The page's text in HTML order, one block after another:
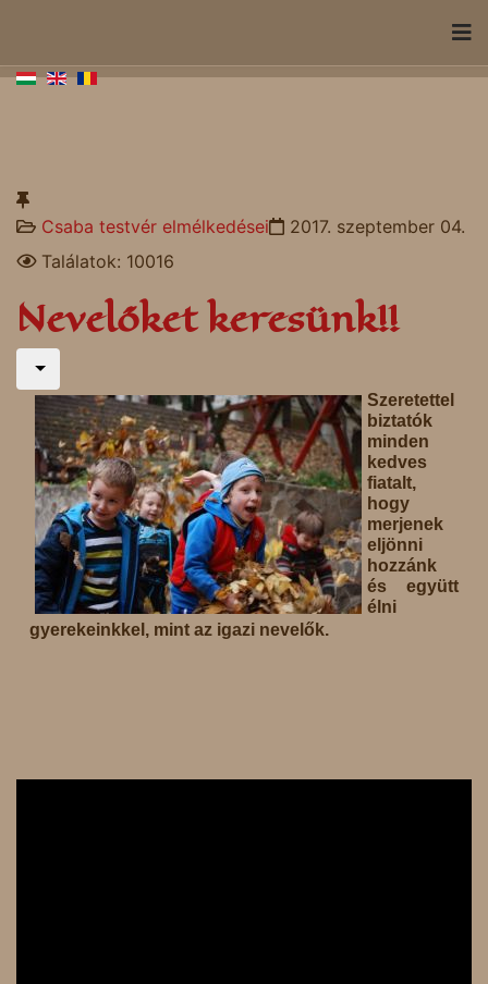
Csaba testvér elmélkedései
2017. szeptember 04.
Találatok: 10016
Nevelőket keresünk!!
Szeretettel
biztatók
minden
kedves
fiatalt,
hogy
merjenek
eljönni
hozzánk
és együtt
élni
gyerekeinkkel, mint az igazi nevelők.